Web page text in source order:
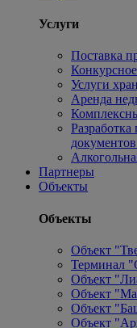
Услуги
Поставка
Услуги
Аренда
документов
Партнеры
Объекты
Объекты
Объект
Терминал
Объект
Объект
Объект
Объект